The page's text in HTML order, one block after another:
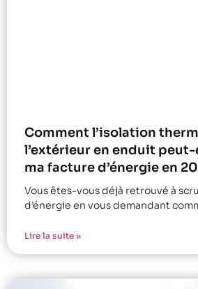
Comment l’isolation
l’extérieur en enduit
ma facture d’énergie en
Vous êtes-vous déjà retrouvé à
d’énergie en vous demandant
Lire la suite »